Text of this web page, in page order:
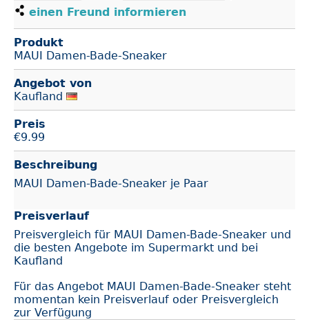
einen Freund informieren
Produkt
MAUI Damen-Bade-Sneaker
Angebot von
Kaufland
Preis
€9.99
Beschreibung
MAUI Damen-Bade-Sneaker je Paar
Preisverlauf
Preisvergleich für MAUI Damen-Bade-Sneaker und
die besten Angebote im Supermarkt und bei
Kaufland
Für das Angebot MAUI Damen-Bade-Sneaker steht
momentan kein Preisverlauf oder Preisvergleich
zur Verfügung